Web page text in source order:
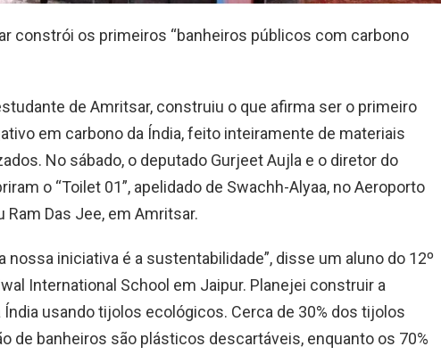
constrói os primeiros “banheiros públicos com carbono
de Amritsar, construiu o que afirma ser o primeiro
em carbono da Índia, feito inteiramente de materiais
No sábado, o deputado Gurjeet Aujla e o diretor do
o “Toilet 01”, apelidado de Swachh-Alyaa, no Aeroporto
Ram Das Jee, em Amritsar.
nossa iniciativa é a sustentabilidade”, disse um aluno do 12º
International School em Jaipur. Planejei construir a
usando tijolos ecológicos. Cerca de 30% dos tijolos
de banheiros são plásticos descartáveis, enquanto os 70%